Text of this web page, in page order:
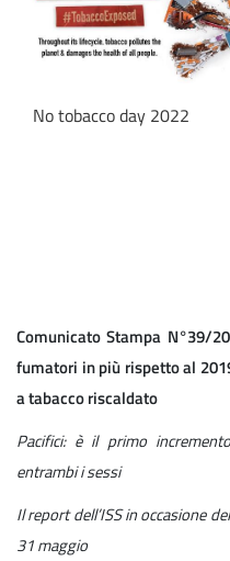
No tobacco day 2022
Comunicato Stampa N°39/
fumatori in più rispetto al
a tabacco riscaldato
Pacifici: è il primo
entrambi i sessi
Il report dell’ISS in occasione
31 maggio